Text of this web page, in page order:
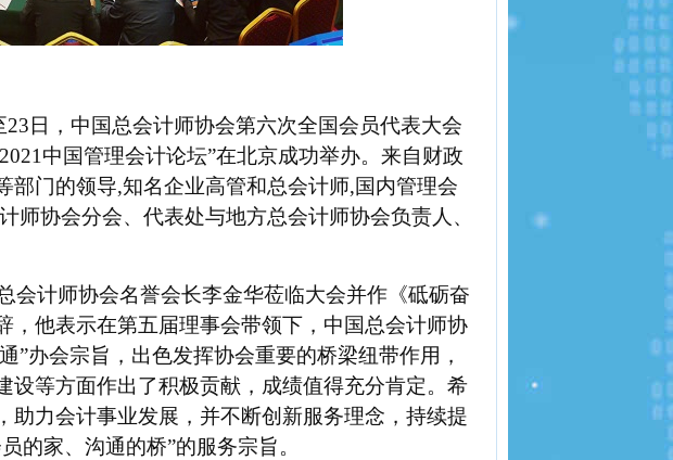
日， 中国总会计师协会第六次全国会员代表大会
2021中国管理会计论坛”在北京成功举办。来自财政
部门的领导,知名企业高管和总会计师,国内管理会
师协会分会、代表处与地方总会计师协会负责人、
会计师协会名誉会长李金华莅临大会并作《砥砺奋
，他表示在第五届理事会带领下，中国总会计师协
”办会宗旨，出色发挥协会重要的桥梁纽带作用，
设等方面作出了积极贡献，成绩值得充分肯定。希
助力会计事业发展，并不断创新服务理念 ，持续提
员的家、沟通的桥”的服务宗旨。